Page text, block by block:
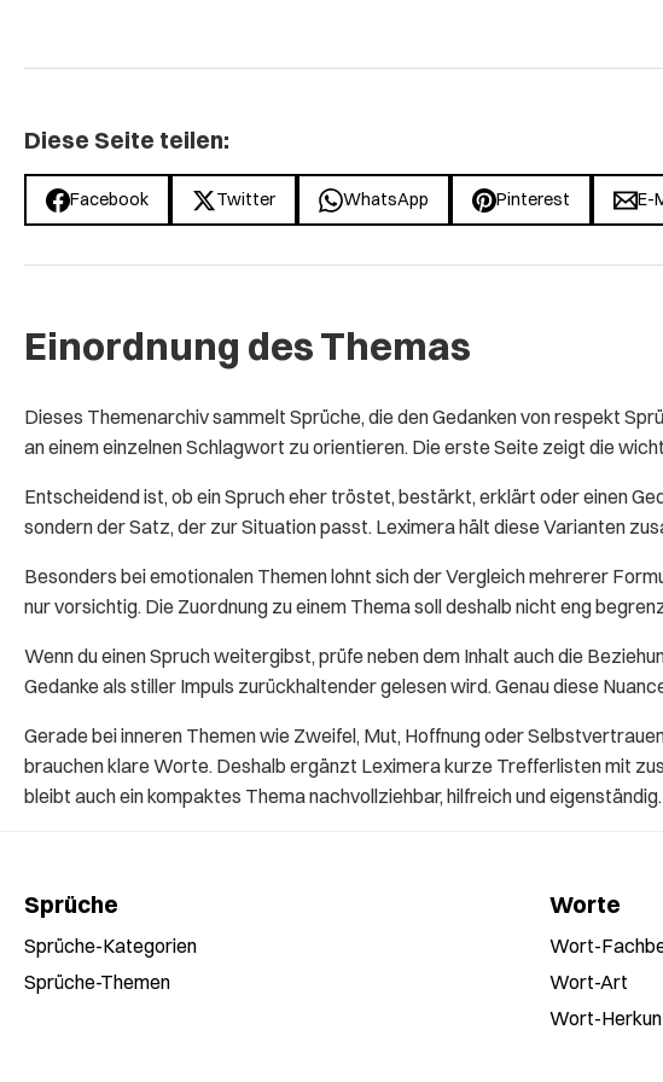
Diese Seite teilen:
Facebook Twitter WhatsApp Pinterest E-
Einordnung des Themas
Dieses Themenarchiv sammelt Sprüche, die den Gedanken von respekt
an einem einzelnen Schlagwort zu orientieren. Die erste Seite zeigt die
Entscheidend ist, ob ein Spruch eher tröstet, bestärkt, erklärt oder einen
sondern der Satz, der zur Situation passt. Leximera hält diese Varianten
Besonders bei emotionalen Themen lohnt sich der Vergleich mehrerer
nur vorsichtig. Die Zuordnung zu einem Thema soll deshalb nicht eng
Wenn du einen Spruch weitergibst, prüfe neben dem Inhalt auch die
Gedanke als stiller Impuls zurückhaltender gelesen wird. Genau diese
Gerade bei inneren Themen wie Zweifel, Mut, Hoffnung oder
brauchen klare Worte. Deshalb ergänzt Leximera kurze Trefferlisten mit
bleibt auch ein kompaktes Thema nachvollziehbar, hilfreich und eigenständig.
Sprüche
Sprüche-Kategorien
Sprüche-Themen
Worte
Wort-
Wort-Art
Wort-